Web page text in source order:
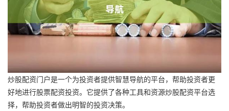
炒股配资门户是一个为投资者提供智慧导航的平台，帮助投资者更
好地进行股票配资投资。它提供了各种工具和资源炒股配资平台选
择，帮助投资者做出明智的投资决策。